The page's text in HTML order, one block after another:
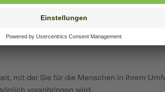
mit der Sie für die Menschen in Ihrem
voranbringen wird.